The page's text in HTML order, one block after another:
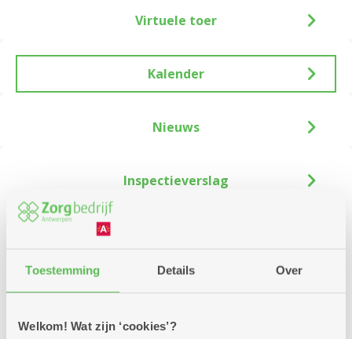
Toestemming Details Over
Welkom! Wat zijn ‘cookies’?
Virtuele toer
Kalender
Vanaf
Nieuws
Inspectieverslag